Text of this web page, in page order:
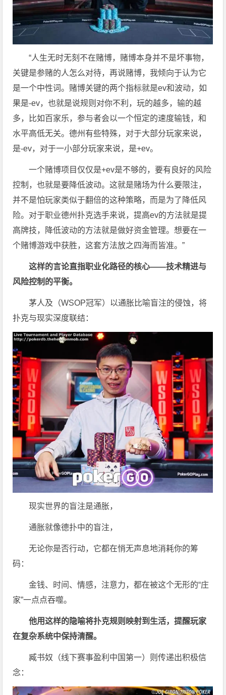
“人生无时无刻不在赌博，赌博本身并不是坏事物，
关键是参赌的人怎么对待，再说赌博，我倾向于认为它
是一个中性词。赌博关键的两个指标就是ev和波动，如
果是-ev，也就是说规则对你不利，玩的越多，输的越
多，比如百家乐，参与者会以一个恒定的速度输钱，和
水平高低无关。德州有些特殊，对于大部分玩家来说，
是-ev，对于一小部分玩家来说，是+ev。
一个赌博项目仅仅是+ev是不够的，要有良好的风险
控制，也就是要降低波动。这就是赌场为什么要限注，
并不是怕玩家类似于翻倍的这种策略，而是为了降低风
险。对于职业德州扑克选手来说，提高ev的方法就是提
高牌技，降低波动的方法就是做好资金管理。想要在一
个赌博游戏中获胜，这套方法放之四海而皆准。”
这样的言论直指职业化路径的核心——技术精进与
风险控制的平衡。
茅人及（WSOP冠军）以通胀比喻盲注的侵蚀，将
扑克与现实深度联结：
现实世界的盲注是通胀，
通胀就像德扑中的盲注，
无论你是否行动，它都在悄无声息地消耗你的筹
码：
金钱、时间、情感，注意力，都在被这个无形的“庄
家”一点点吞噬。
他用这样的隐喻将扑克规则映射到生活，提醒玩家
在复杂系统中保持清醒。
臧书奴（线下赛事盈利中国第一）则传递出积极信
念：